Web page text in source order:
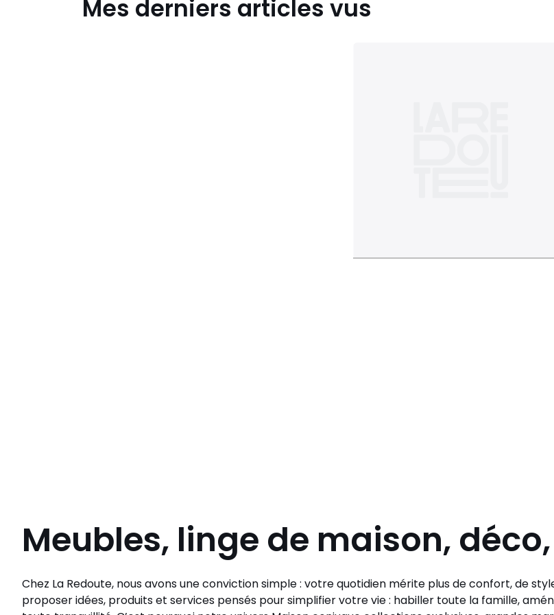
Mes derniers articles vus
Meubles, linge de maison,
Chez La Redoute, nous avons une conviction simple : votre quotidien mérite plus de confort, de
proposer idées, produits et services pensés pour simplifier votre vie : habiller toute la famille,